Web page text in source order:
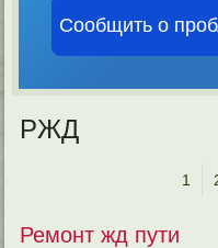
Сообщить о
РЖД
1
Ремонт жд пути